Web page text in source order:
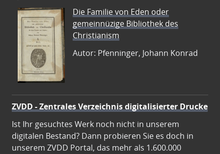
Die Familie von Eden oder
gemeinnüzige Bibliothek des
Christianism
Autor: Pfenninger, Johann Konrad
ZVDD - Zentrales Verzeichnis digitalisierter Drucke
Ist Ihr gesuchtes Werk noch nicht in unserem
digitalen Bestand? Dann probieren Sie es doch in
unserem ZVDD Portal, das mehr als 1.600.000